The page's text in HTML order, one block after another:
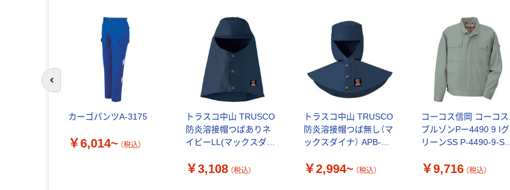
カーゴパンツA-3175
￥6,014~ （税込）
トラスコ中山 TRUSCO
防炎溶接帽つばありネ
イビーLL(マックスダイ
380-9476（直送品）
￥3,108 （税込）
トラスコ中山 TRUSCO
防炎溶接帽つば無し（マ
ックスダイナ） APB-
￥2,994~ （税込）
コーコス信岡 コーコス
ブルゾンPー4490 9 Iグ
リーンSS P-4490-9-SS
￥9,716 （税込）
前のスライドへ